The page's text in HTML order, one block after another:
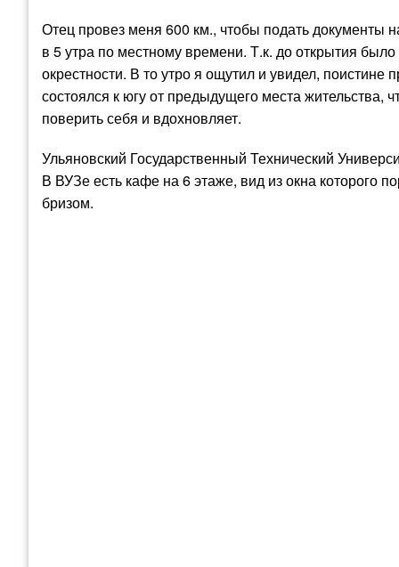
Отец провез меня 600 км., чтобы подать документы
в 5 утра по местному времени. Т.к. до открытия
окрестности. В то утро я ощутил и увидел,
состоялся к югу от предыдущего места жительства,
поверить себя и вдохновляет.
Ульяновский Государственный Технический
В ВУЗе есть кафе на 6 этаже, вид из окна которого
бризом.